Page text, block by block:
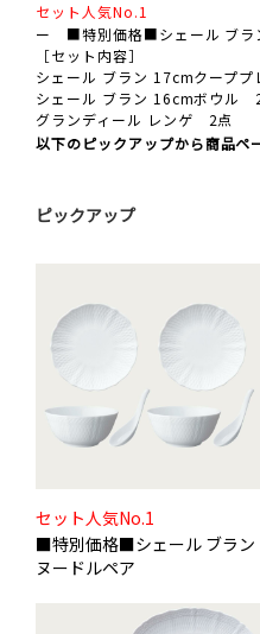
セット人気No.1
ー ■特別価格■シェール ブラ
［セット内容］
シェール ブラン 17cmクープ
シェール ブラン 16cmボウル
グランディール レンゲ 2点
以下のピックアップから商品ペ
ピックアップ
セット人気No.1
■特別価格■シェール ブラン
ヌードルペア